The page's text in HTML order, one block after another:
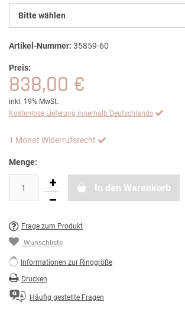
Bitte wählen
Artikel-Nummer: 35859-60
Preis:
838,00 €
inkl. 19% MwSt.
Kostenlose Lieferung innerhalb Deutschlands
1 Monat Widerrufsrecht
Menge:
In den Warenkorb
Frage zum Produkt
Wunschliste
Informationen zur Ringgröße
Drucken
Häufig gestellte Fragen